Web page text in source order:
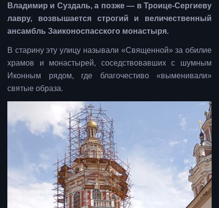
Владимир и Суздаль, а позже — в Троице-Сергиеву
лавру, возвышается строгий и величественный
ансамбль Заиконоспасского монастыря.
В старину эту улицу называли «Священной» за обилие
храмов и монастырей, соседствовавших с шумным
Иконным рядом, где благочестиво «выменивали»
святые образа.